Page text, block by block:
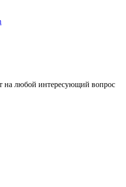
на любой интересующий вопрос